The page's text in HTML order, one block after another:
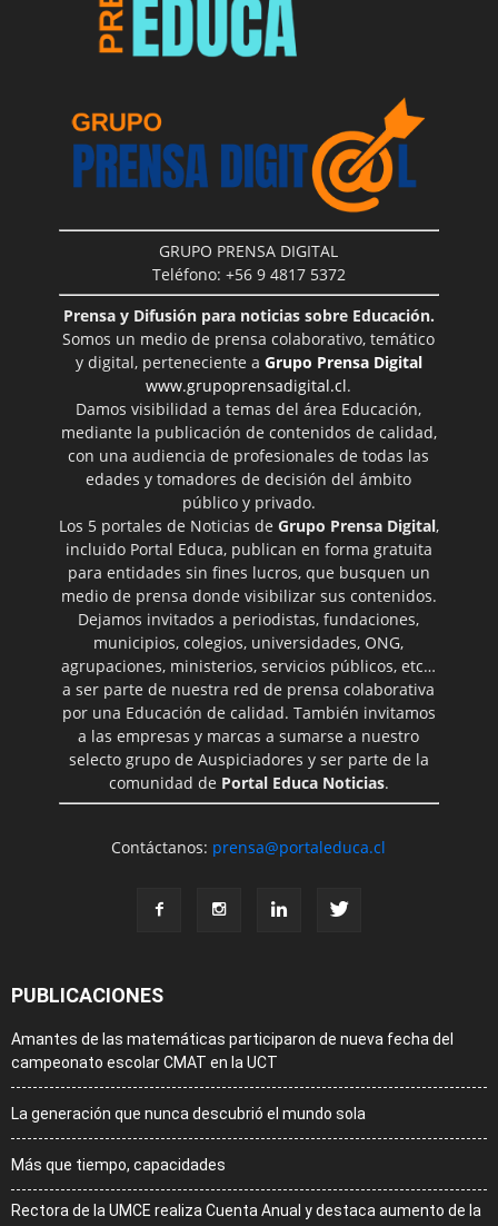
GRUPO PRENSA DIGITAL
Teléfono: +56 9 4817 5372
Prensa y Difusión para noticias sobre Educación.
Somos un medio de prensa colaborativo, temático
y digital, perteneciente a Grupo Prensa Digital
www.grupoprensadigital.cl.
Damos visibilidad a temas del área Educación,
mediante la publicación de contenidos de calidad,
con una audiencia de profesionales de todas las
edades y tomadores de decisión del ámbito
público y privado.
Los 5 portales de Noticias de Grupo Prensa Digital,
incluido Portal Educa, publican en forma gratuita
para entidades sin fines lucros, que busquen un
medio de prensa donde visibilizar sus contenidos.
Dejamos invitados a periodistas, fundaciones,
municipios, colegios, universidades, ONG,
agrupaciones, ministerios, servicios públicos, etc…
a ser parte de nuestra red de prensa colaborativa
por una Educación de calidad. También invitamos
a las empresas y marcas a sumarse a nuestro
selecto grupo de Auspiciadores y ser parte de la
comunidad de Portal Educa Noticias.
Contáctanos: prensa@portaleduca.cl
PUBLICACIONES
Amantes de las matemáticas participaron de nueva fecha del
campeonato escolar CMAT en la UCT
La generación que nunca descubrió el mundo sola
Más que tiempo, capacidades
Rectora de la UMCE realiza Cuenta Anual y destaca aumento de la